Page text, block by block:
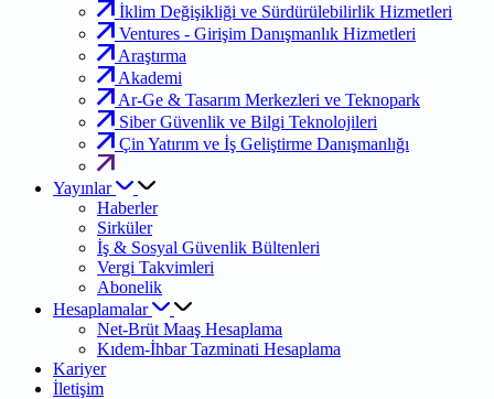
İklim Değişikliği ve Sürdürülebilirlik Hizmetleri
Ventures - Girişim Danışmanlık Hizmetleri
Araştırma
Akademi
Ar-Ge & Tasarım Merkezleri ve Teknopark
Siber Güvenlik ve Bilgi Teknolojileri
Çin Yatırım ve İş Geliştirme Danışmanlığı
Yayınlar
Haberler
Sirküler
İş & Sosyal Güvenlik Bültenleri
Vergi Takvimleri
Abonelik
Hesaplamalar
Net-Brüt Maaş Hesaplama
Kıdem-İhbar Tazminati Hesaplama
Kariyer
İletişim